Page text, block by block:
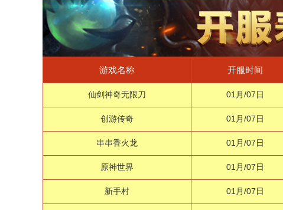
游戏名称 开服时间
仙剑神奇无限刀 01月/07日
创游传奇 01月/07日
串串香火龙 01月/07日
原神世界 01月/07日
新手村 01月/07日